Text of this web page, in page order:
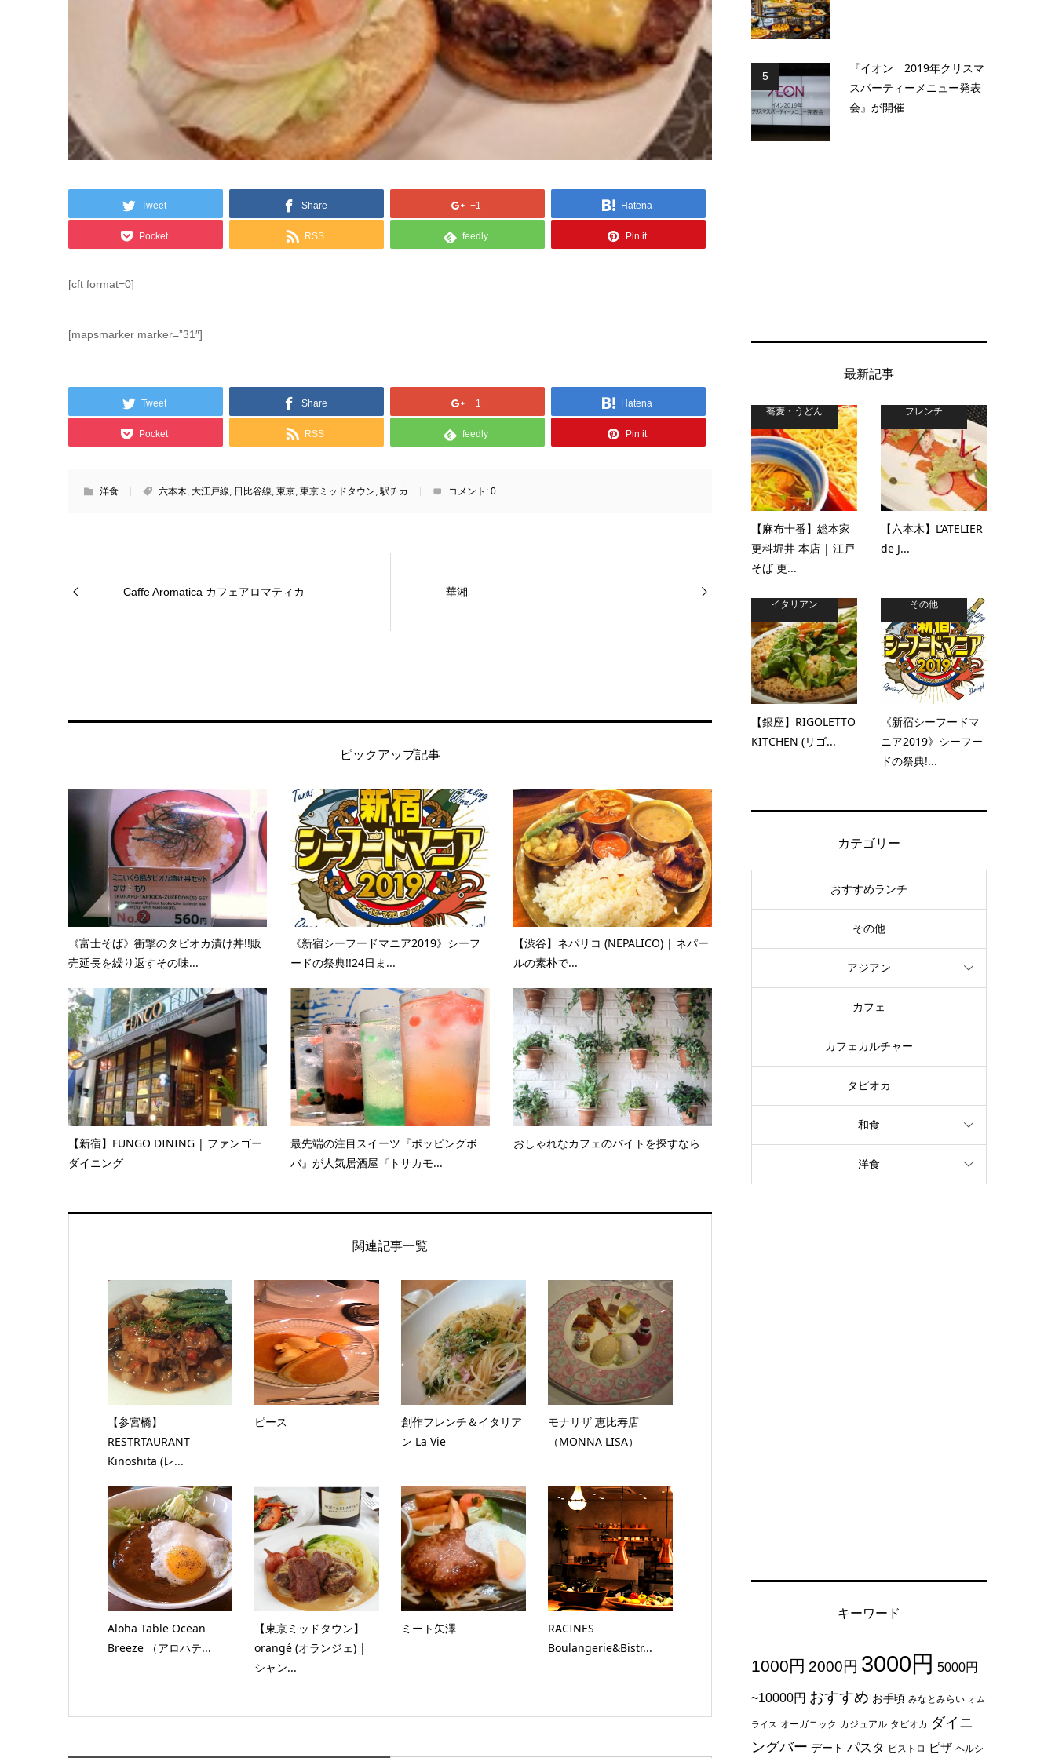
Tweet Share +1 Hatena
Pocket RSS feedly Pin it
[cft format=0]
[mapsmarker marker=”31″]
Tweet Share +1 Hatena
Pocket RSS feedly Pin it
洋食 六本木 大江戸線 日比谷線 東京 東京ミッドタウン 駅チカ コメント: 0
Caffe Aromatica カフェアロマティカ 華湘
ピックアップ記事
《富士そば》衝撃のタピオカ漬け丼!!販
売延長を繰り返すその味...
《新宿シーフードマニア2019》シーフ
ードの祭典!!24日ま...
【渋谷】ネパリコ (NEPALICO) | ネパー
ルの素朴で...
【新宿】FUNGO DINING | ファンゴー
ダイニング
最先端の注目スイーツ『ポッピングボ
バ』が人気居酒屋『トサカモ...
おしゃれなカフェのバイトを探すなら
関連記事一覧
【参宮橋】
RESTRTAURANT
Kinoshita (レ...
ピース
創作フレンチ＆イタリア
ン La Vie
モナリザ 恵比寿店
（MONNA LISA）
Aloha Table Ocean
Breeze （アロハテ...
【東京ミッドタウン】
orangé (オランジェ) |
シャン...
ミート矢澤
RACINES
Boulangerie&Bistr...
5
『イオン 2019年クリスマ
スパーティーメニュー発表
会』が開催
最新記事
蕎麦・うどん
【麻布十番】総本家
更科堀井 本店 | 江戸
そば 更...
フレンチ
【六本木】L’ATELIER
de J...
イタリアン
【銀座】RIGOLETTO
KITCHEN (リゴ...
その他
《新宿シーフードマ
ニア2019》シーフー
ドの祭典!...
カテゴリー
おすすめランチ
その他
アジアン
カフェ
カフェカルチャー
タピオカ
和食
洋食
キーワード
1000円 2000円 3000円 5000円
~10000円 おすすめ お手頃 みなとみらい オム
ライス オーガニック カジュアル タピオカ ダイニ
ングバー デート パスタ ビストロ ピザ ヘルシ